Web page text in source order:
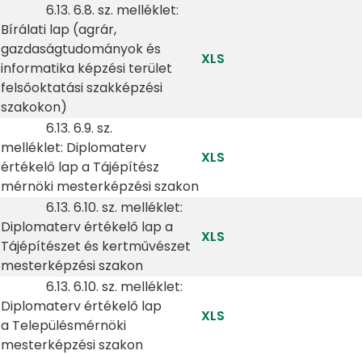
6.13. 6.8. sz. melléklet:
Bírálati lap (agrár,
gazdaságtudományok és
informatika képzési terület
felsőoktatási szakképzési
szakokon)
XLS
6.13. 6.9. sz.
melléklet: Diplomaterv
értékelő lap a Tájépítész
mérnöki mesterképzési szakon
XLS
6.13. 6.10. sz. melléklet:
Diplomaterv értékelő lap a
Tájépítészet és kertművészet
mesterképzési szakon
XLS
6.13. 6.10. sz. melléklet:
Diplomaterv értékelő lap
a Településmérnöki
mesterképzési szakon
XLS